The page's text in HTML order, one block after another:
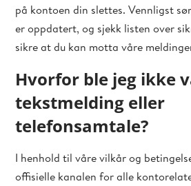
på kontoen din slettes. Vennligst
er oppdatert, og sjekk listen over
sikre at du kan motta våre
Hvorfor ble jeg ikke
tekstmelding eller
telefonsamtale?
I henhold til våre vilkår og
offisielle kanalen for alle